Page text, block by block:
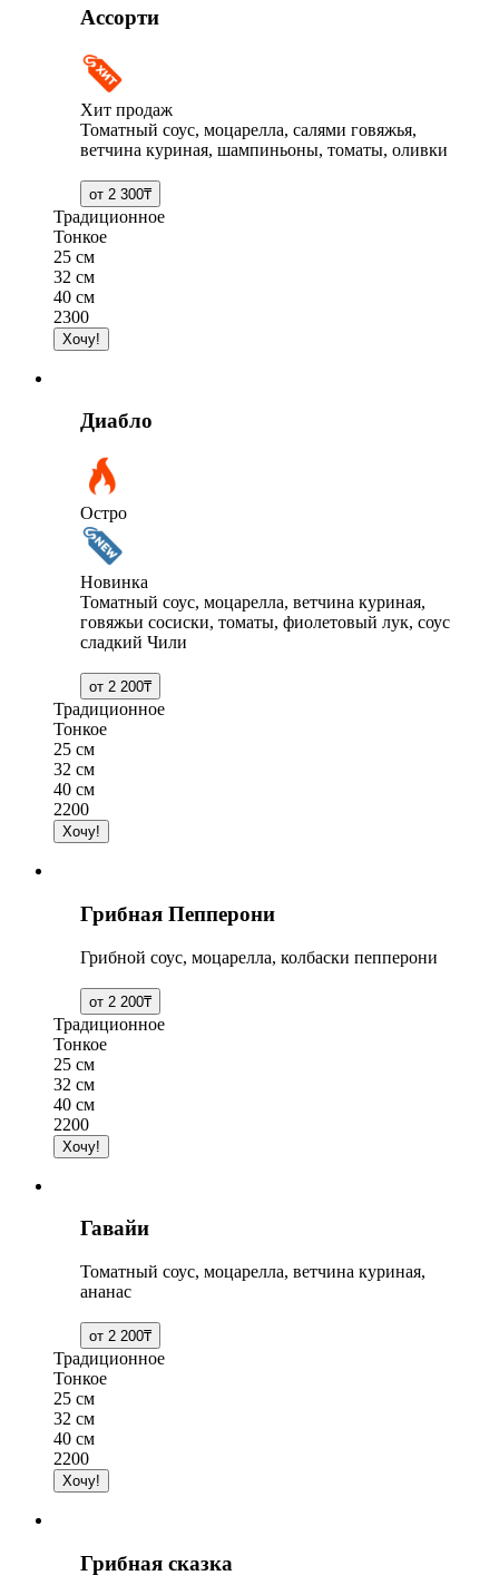
Ассорти
Хит продаж
Томатный соус, моцарелла, салями говяжья,
ветчина куриная, шампиньоны, томаты, оливки
Традиционное
Тонкое
25 см
32 см
40 см
2300
Диабло
Остро
Новинка
Томатный соус, моцарелла, ветчина куриная,
говяжьи сосиски, томаты, фиолетовый лук, соус
сладкий Чили
Традиционное
Тонкое
25 см
32 см
40 см
2200
Грибная Пепперони
Грибной соус, моцарелла, колбаски пепперони
Традиционное
Тонкое
25 см
32 см
40 см
2200
Гавайи
Томатный соус, моцарелла, ветчина куриная,
ананас
Традиционное
Тонкое
25 см
32 см
40 см
2200
Грибная сказка